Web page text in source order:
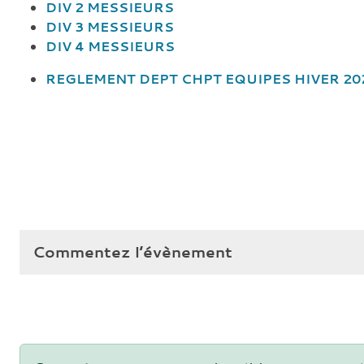
DIV 2 MESSIEURS
DIV 3 MESSIEURS
DIV 4 MESSIEURS
REGLEMENT DEPT CHPT EQUIPES HIVER
Commentez l’évènement